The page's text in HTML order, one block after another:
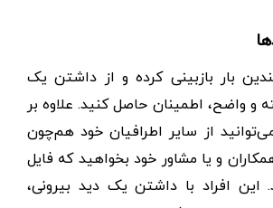
بار بازبینی کرده و از داشتن یک
و واضح، اطمینان حاصل کنید. علاوه بر
از سایر اطرافیان خود هم‌چون
و یا مشاور خود بخواهید که فایل
این افراد با داشتن یک دید بیرونی،